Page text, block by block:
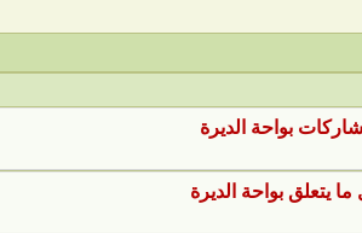
بواحة الديرة
بواحة الديرة